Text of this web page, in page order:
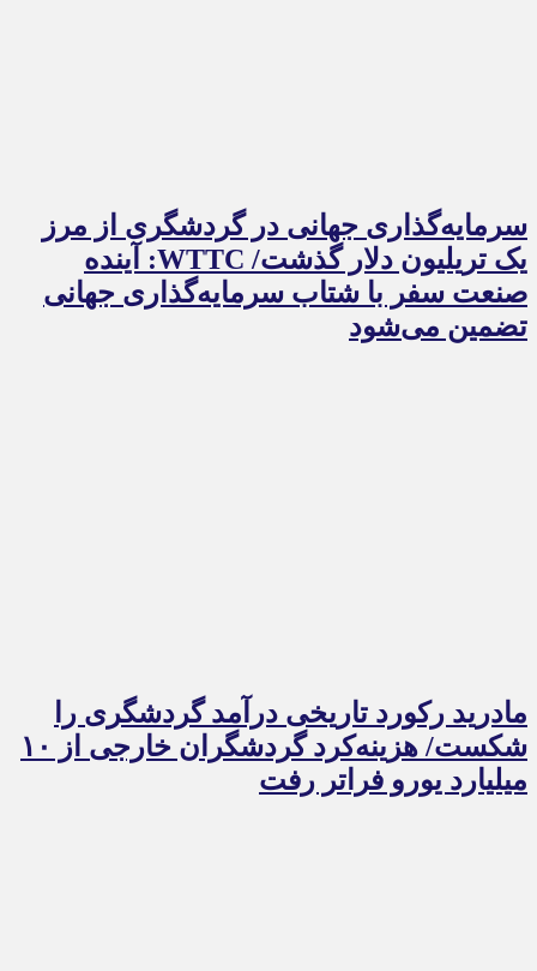
سرمایه‌گذاری جهانی در گردشگری از مرز
یک تریلیون دلار گذشت/ WTTC: آینده
صنعت سفر با شتاب سرمایه‌گذاری جهانی
تضمین می‌شود
مادرید رکورد تاریخی درآمد گردشگری را
شکست/ هزینه‌کرد گردشگران خارجی از ۱۰
میلیارد یورو فراتر رفت